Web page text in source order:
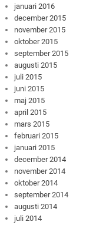
januari 2016
december 2015
november 2015
oktober 2015
september 2015
augusti 2015
juli 2015
juni 2015
maj 2015
april 2015
mars 2015
februari 2015
januari 2015
december 2014
november 2014
oktober 2014
september 2014
augusti 2014
juli 2014